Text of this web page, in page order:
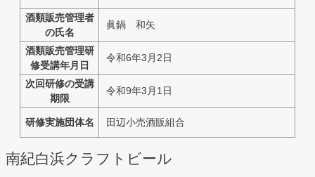
酒類販売管理者
の氏名
眞鍋 和矢
酒類販売管理研
修受講年月日
令和6年3月2日
次回研修の受講
期限
令和9年3月1日
研修実施団体名 田辺小売酒販組合
南紀白浜クラフトビール